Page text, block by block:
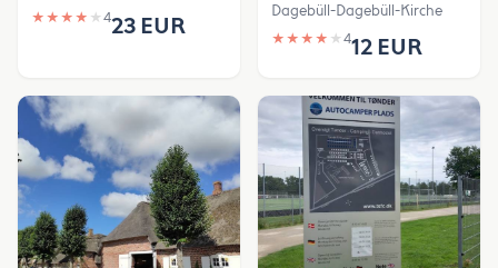
★ ★ ★ ★ ★ 423 EUR
Dagebüll-Dagebüll-Kirche
★ ★ ★ ★ ★ 412 EUR